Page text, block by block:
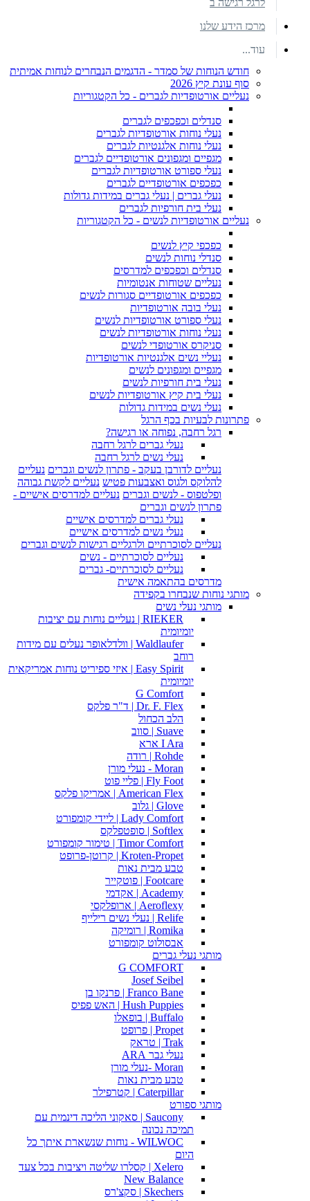
מרכז הידע שלנו
עוד...
חודש הנוחות של סמדר - הדגמים הנבחרים לנוחות אמיתית
סוף עונת קיץ 2026
נעליים אורטופדיות לגברים - כל הקטגוריות
סנדלים וכפכפים לגברים
נעלי נוחות אורטופדיות לגברים
נעלי נוחות אלגנטיות לגברים
מגפיים ומגפונים אורטופדיים לגברים
נעלי ספורט אורטופדיות לגברים
כפכפים אורטופדיים לגברים
נעלי גברים | נעלי גברים במידות גדולות
נעלי בית חורפיות לגברים
נעליים אורטופדיות לנשים - כל הקטגוריות
כפכפי קיץ לנשים
סנדלי נוחות לנשים
סנדלים וכפכפים למדרסים
נעליים שטוחות אנטומיות
כפכפים אורטופדיים סגורות לנשים
נעלי בובה אורטופדיות
נעלי ספורט אורטופדיות לנשים
נעלי נוחות אורטופדיות לנשים
סניקרס אורטופדי לנשים
נעליי נשים אלגנטיות אורטופדיות
מגפיים ומגפונים לנשים
נעלי בית חורפיות לנשים
נעלי בית קיץ אורטופדיות לנשים
נעלי נשים במידות גדולות
פתרונות לבעיות בכף הרגל
רגל רחבה, נפוחה או רגישה?
נעלי גברים לרגל רחבה
נעלי נשים לרגל רחבה
נעליים לדורבן בעקב - פתרון לנשים וגברים נעליים
להלוקס ולגוס ואצבעות פטיש נעליים לקשת גבוהה
ופלטפוס - לנשים וגברים נעליים למדרסים אישיים -
פתרון לנשים וגברים
נעלי גברים למדרסים אישיים
נעלי נשים למדרסים אישיים
נעליים לסוכרתיים ולרגליים רגישות לנשים וגברים
נעליים לסוכרתיים - נשים
נעליים לסוכרתיים- גברים
מדרסים בהתאמה אישית
מותגי נוחות שנבחרו בקפידה
מותגי נעלי נשים
RIEKER | נעליים נוחות עם יציבות
יומיומית
Waldlaufer | וולדלאופר נעלים עם מידות
רוחב
Easy Spirit | איזי ספיריט נוחות אמריקאית
יומיומית
G Comfort
Dr. F. Flex | ד"ר פלקס
הלב הכחול
Suave | סווב
I Ara ארא
Rohde | רודה
Moran - נעלי מורן
Fly Foot | פליי פוט
American Flex | אמריקו פלקס
Glove | גלוב
Lady Comfort | ליידי קומפורט
Softlex | סופטפלקס
Timor Comfort | טימור קומפורט
Kroten-Propet | קרוטן-פרופט
טבע מבית נאות
Footcare | פוטקייר
Academy | אקדמי
Aeroflexy | ארופלקסי
Relife | נעלי נשים רילייף
Romika | רומיקה
אבסולוט קומפורט
מותגי נעלי גברים
G COMFORT
Josef Seibel
Franco Bane | פרנקו בן
Hush Puppies | האש פפיס
Buffalo | בופאלו
Propet | פרופט
Trak | טראק
נעלי גבר ARA
Moran -נעלי מורן
טבע מבית נאות
Caterpillar | קטרפילר
מותגי ספורט
Saucony | סאקוני הליכה דינמית עם
תמיכה נכונה
WILWOC - נוחות שנשארת איתך כל
היום
Xelero | קסלרו שליטה ויציבות בכל צעד
New Balance
Skechers | סקצ'רס